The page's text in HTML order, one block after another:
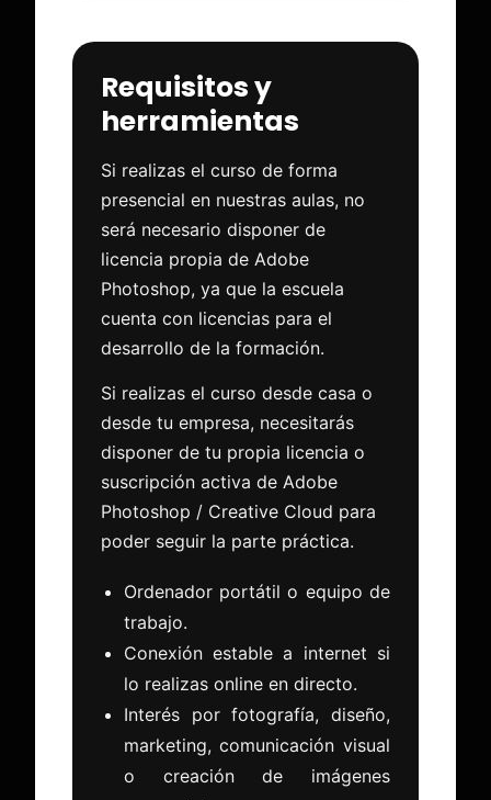
Requisitos y
herramientas
Si realizas el curso de forma
presencial en nuestras aulas, no
será necesario disponer de
licencia propia de Adobe
Photoshop, ya que la escuela
cuenta con licencias para el
desarrollo de la formación.
Si realizas el curso desde casa o
desde tu empresa, necesitarás
disponer de tu propia licencia o
suscripción activa de Adobe
Photoshop / Creative Cloud para
poder seguir la parte práctica.
Ordenador portátil o equipo de
trabajo.
Conexión estable a internet si
lo realizas online en directo.
Interés por fotografía, diseño,
marketing, comunicación visual
o creación de imágenes